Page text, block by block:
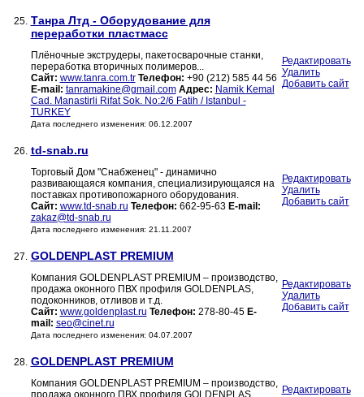
25. Танра Лтд - Оборудование для
переработки пластмасс
Плёночные экструдеры, пакетосварочные станки,
переработка вторичных полимеров...
Сайт: www.tanra.com.tr Телефон: +90 (212) 585 44 56
E-mail: tanramakine@gmail.com Адрес: Namik Kemal
Cad. Manastirli Rifat Sok. No:2/6 Fatih / Istanbul -
TURKEY
Дата последнего изменения: 06.12.2007
Редактировать
Удалить
Добавить сайт
26. td-snab.ru
Торговый Дом "Снабженец" - динамично
развивающаяся компания, специализирующаяся на
поставках противопожарного оборудования.
Сайт: www.td-snab.ru Телефон: 662-95-63 E-mail:
zakaz@td-snab.ru
Дата последнего изменения: 21.11.2007
Редактировать
Удалить
Добавить сайт
27. GOLDENPLAST PREMIUM
Компания GOLDENPLAST PREMIUM – производство,
продажа оконного ПВХ профиля GOLDENPLAS,
подоконников, отливов и т.д.
Сайт: www.goldenplast.ru Телефон: 278-80-45 E-
mail: seo@cinet.ru
Дата последнего изменения: 04.07.2007
Редактировать
Удалить
Добавить сайт
28. GOLDENPLAST PREMIUM
Компания GOLDENPLAST PREMIUM – производство,
Редактировать